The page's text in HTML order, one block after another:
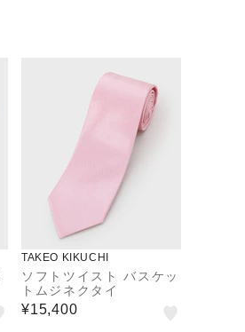
TAKEO KIKUCHI
ソフトツイスト バスケッ
トムジネクタイ
¥15,400